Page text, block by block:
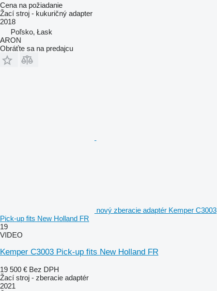
Cena na požiadanie
Žací stroj - kukuričný adapter
2018
Poľsko, Łask
ARON
Obráťte sa na predajcu
nový zberacie adaptér Kemper C3003
Pick-up fits New Holland FR
19
VIDEO
Kemper C3003 Pick-up fits New Holland FR
19 500 € Bez DPH
Žací stroj - zberacie adaptér
2021